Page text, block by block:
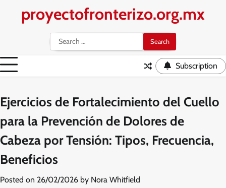
proyectofronterizo.org.mx
Search
for:
Subscription
Ejercicios de Fortalecimiento del Cuello
para la Prevención de Dolores de
Cabeza por Tensión: Tipos, Frecuencia,
Beneficios
Posted on 26/02/2026 by Nora Whitfield